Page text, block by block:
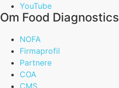
YouTube
Om Food Diagnostics
NOFA
Firmaprofil
Partnere
COA
CMS